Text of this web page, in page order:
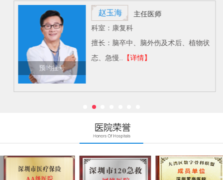
预约挂号
赵玉海
主任医师
科室：康复科
擅长：脑卒中、脑外伤及术后、植物状
态、急慢..【详情】